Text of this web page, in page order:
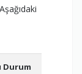
Durum